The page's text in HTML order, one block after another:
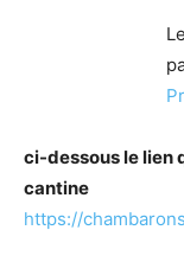
ci-dessous le lien
cantine
https://